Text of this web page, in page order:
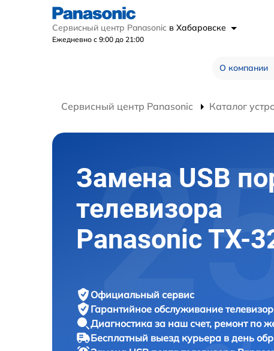
Сервисный центр Panasonic в Хабаровске
Ежедневно с 9:00 до 21:00
О компании
Сервисный центр Panasonic Каталог
Замена USB
телевизора
Panasonic TX-
Официальный сервис
Гарантийное обслуживание
Диагностика за наш счет, ремонт по
Бесплатный выезд курьера в день